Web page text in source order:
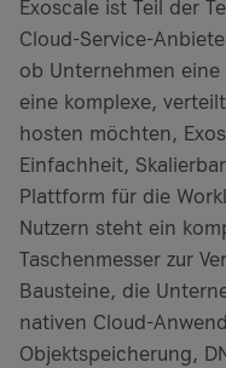
Exoscale ist Teil der
Cloud-Service-
ob Unternehmen
eine komplexe,
hosten möchten,
Einfachheit,
Plattform für die
Nutzern steht ein
Taschenmesser zur
Bausteine, die
nativen Cloud-
Objektspeicherung,